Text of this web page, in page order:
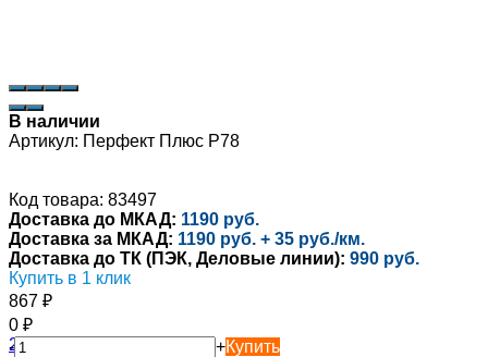
В наличии
Артикул: Перфект Плюс P78
Код товара: 83497
Доставка до МКАД: 1190 руб.
Доставка за МКАД: 1190 руб. + 35 руб./км.
Доставка до ТК (ПЭК, Деловые линии): 990 руб.
Купить в 1 клик
867 ₽
0 ₽
-
+Купить